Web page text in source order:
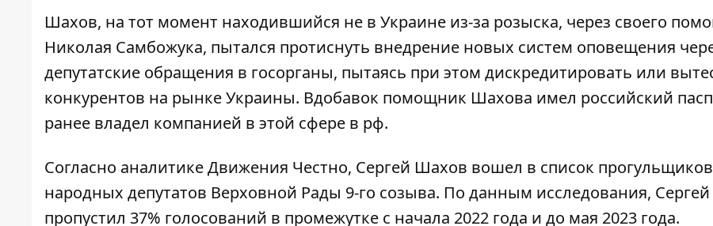
Шахов, на тот момент находившийся не в Украине из-за розыска, через своего
Николая Самбожука, пытался протиснуть внедрение новых систем оповещения
депутатские обращения в госорганы, пытаясь при этом дискредитировать или
конкурентов на рынке Украины. Вдобавок помощник Шахова имел российский
ранее владел компанией в этой сфере в рф.
Согласно аналитике Движения Честно, Сергей Шахов вошел в список
народных депутатов Верховной Рады 9-го созыва. По данным исследования,
пропустил 37% голосований в промежутке с начала 2022 года и до мая 2023 года.